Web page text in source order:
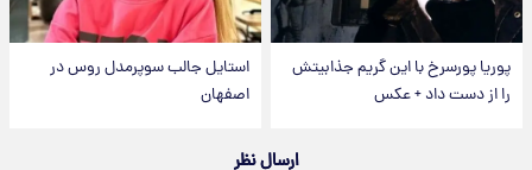
پوریا پورسرخ با این گریم جذابیتش
را از دست داد + عکس
استایل جالب سوپرمدل روس در
اصفهان
ارسال نظر